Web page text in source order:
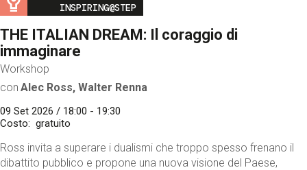
INSPIRING@STEP
THE ITALIAN DREAM: Il coraggio di
immaginare
Workshop
con Alec Ross, Walter Renna
09 Set 2026 / 18:00 - 19:30
Costo
gratuito
Ross invita a superare i dualismi che troppo spesso frenano il
dibattito pubblico e propone una nuova visione del Paese,